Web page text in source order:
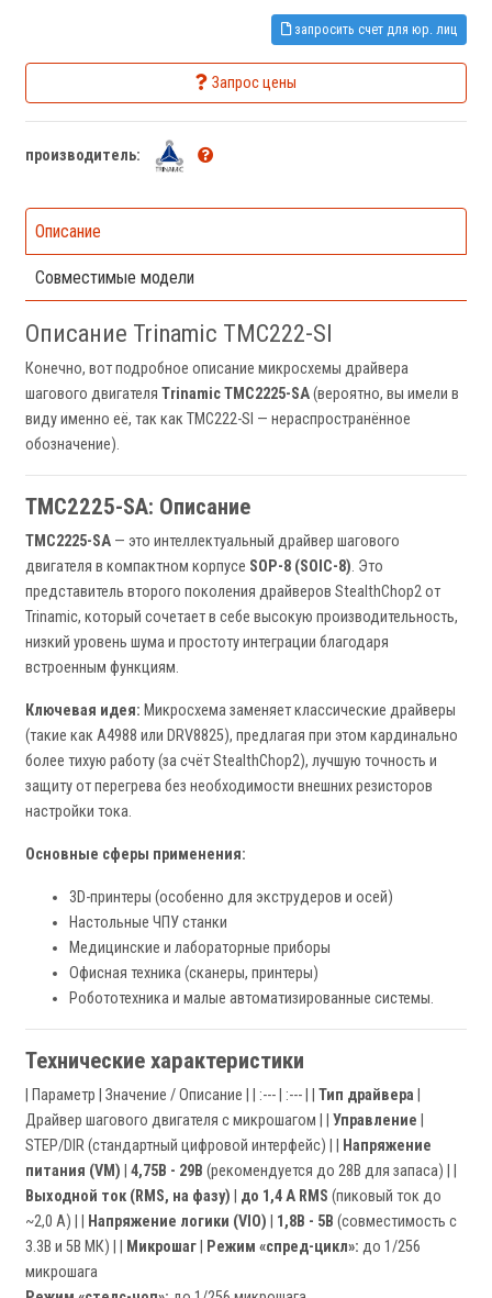
запросить счет для юр. лиц
Запрос цены
производитель:
Описание
Совместимые модели
Описание Trinamic TMC222-SI
Конечно, вот подробное описание микросхемы драйвера
шагового двигателя Trinamic TMC2225-SA(вероятно, вы имели в
виду именно её, так как TMC222-SI — нераспространённое
обозначение).
TMC2225-SA: Описание
TMC2225-SA — это интеллектуальный драйвер шагового
двигателя в компактном корпусе SOP-8 (SOIC-8). Это
представитель второго поколения драйверов StealthChop2 от
Trinamic, который сочетает в себе высокую производительность,
низкий уровень шума и простоту интеграции благодаря
встроенным функциям.
Ключевая идея: Микросхема заменяет классические драйверы
(такие как A4988 или DRV8825), предлагая при этом кардинально
более тихую работу (за счёт StealthChop2), лучшую точность и
защиту от перегрева без необходимости внешних резисторов
настройки тока.
Основные сферы применения:
3D-принтеры (особенно для экструдеров и осей)
Настольные ЧПУ станки
Медицинские и лабораторные приборы
Офисная техника (сканеры, принтеры)
Робототехника и малые автоматизированные системы.
Технические характеристики
| Параметр | Значение / Описание | | :--- | :--- | | Тип драйвера
Драйвер шагового двигателя с микрошагом | | Управление
STEP/DIR (стандартный цифровой интерфейс) | |
Напряжение
питания (VM) 4,75В - 29В (рекомендуется до 28В для запаса) | |
Выходной ток (RMS, на фазу)
до 1,4 А RMS (пиковый ток до
~2,0 А) | |
Напряжение логики (VIO) 1,8В - 5В (совместимость с
3.3В и 5В МК) | |
Микрошаг Режим «спред-цикл»: до 1/256
микрошага